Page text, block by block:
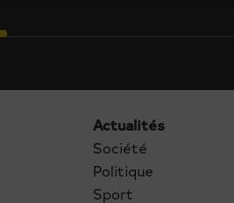
Actualités
Société
Politique
Sport